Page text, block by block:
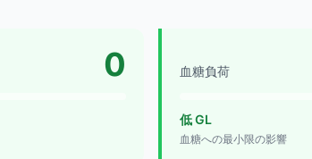
0 血糖負荷
低 GL
血糖への最小限の影響